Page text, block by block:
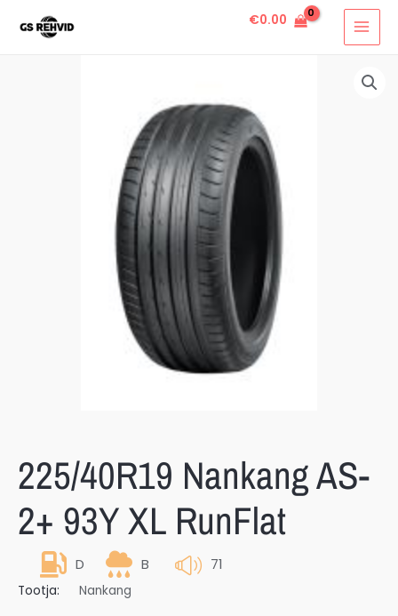
€0.00
225/40R19 Nankang AS-
2+ 93Y XL RunFlat
D B 71
Tootja: Nankang